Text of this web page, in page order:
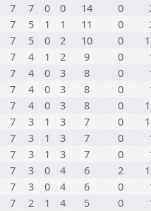
7 7 0 0 14 0
7 5 1 1 11 0
7 5 0 2 10 0
7 4 1 2 9 0
7 4 0 3 8 0
7 4 0 3 8 0
7 4 0 3 8 0
7 3 1 3 7 0
7 3 1 3 7 0
7 3 1 3 7 0
7 3 0 4 6 2
7 3 0 4 6 0
7 2 1 4 5 0